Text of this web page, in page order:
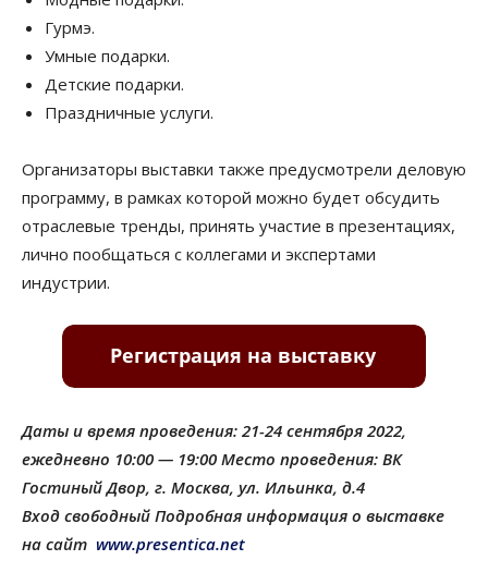
Гурмэ.
Умные подарки.
Детские подарки.
Праздничные услуги.
Организаторы выставки также предусмотрели деловую
программу, в рамках которой можно будет обсудить
отраслевые тренды, принять участие в презентациях,
лично пообщаться с коллегами и экспертами
индустрии.
Даты и время проведения: 21-24 сентября 2022,
ежедневно 10:00 — 19:00 Место проведения: ВК
Гостиный Двор, г. Москва, ул. Ильинка, д.4
Вход свободный Подробная информация о выставке
на сайт www.presentica.net